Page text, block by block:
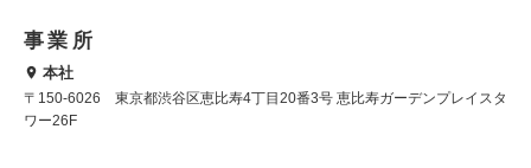
事業所
本社
〒150-6026 東京都渋谷区恵比寿4丁目20番3号 恵比寿ガーデンプレイスタ
ワー26F